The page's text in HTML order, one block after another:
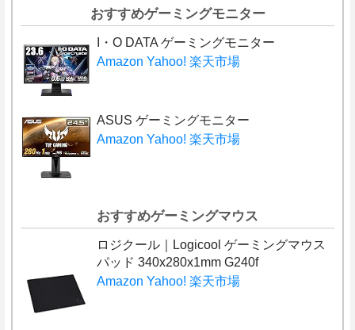
おすすめゲーミングモニター
I・O DATA ゲーミングモニター
Amazon Yahoo! 楽天市場
ASUS ゲーミングモニター
Amazon Yahoo! 楽天市場
おすすめゲーミングマウス
ロジクール｜Logicool ゲーミングマウス
パッド 340x280x1mm G240f
Amazon Yahoo! 楽天市場